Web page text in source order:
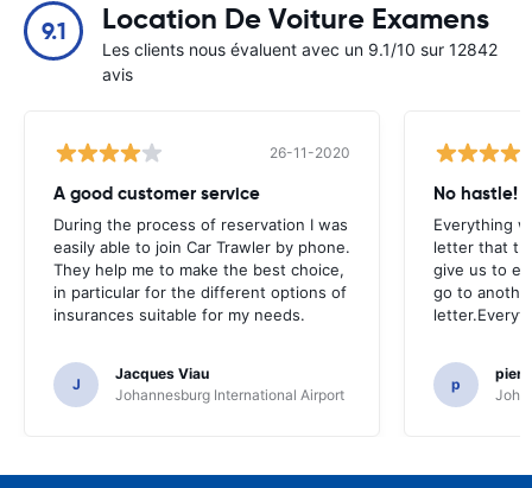
9.1 Location De Voiture Examens
Les clients nous évaluent avec un 9.1/10 sur 12842
avis
26-11-2020
A good customer service
During the process of reservation I was
easily able to join Car Trawler by phone.
They help me to make the best choice,
in particular for the different options of
insurances suitable for my needs.
J
Jacques Viau
Johannesburg International Airport
No hastle!
Everything
letter that
give us to
go to
p